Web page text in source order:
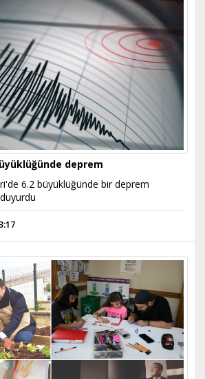
deprem
6.2 büyüklüğünde bir deprem